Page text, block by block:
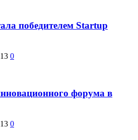
победителем Startup
0
форума в
0